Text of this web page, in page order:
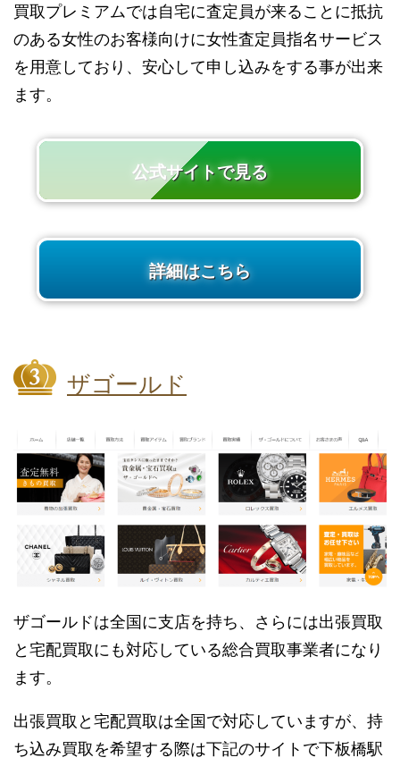
買取プレミアムでは自宅に査定員が来ることに抵抗
のある女性のお客様向けに女性査定員指名サービス
を用意しており、安心して申し込みをする事が出来
ます。
公式サイトで見る
詳細はこちら
ザゴールド
ザゴールドは全国に支店を持ち、さらには出張買取
と宅配買取にも対応している総合買取事業者になり
ます。
出張買取と宅配買取は全国で対応していますが、持
ち込み買取を希望する際は下記のサイトで下板橋駅